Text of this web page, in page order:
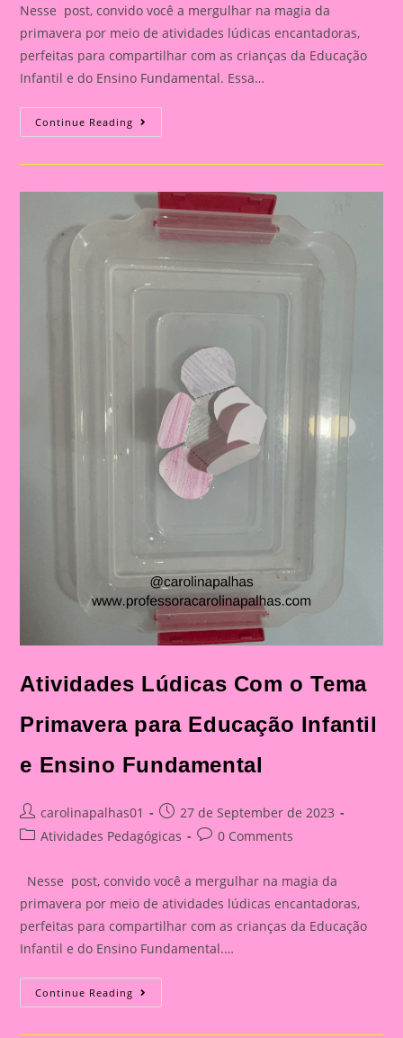
Nesse post, convido você a mergulhar na magia da
primavera por meio de atividades lúdicas encantadoras,
perfeitas para compartilhar com as crianças da Educação
Infantil e do Ensino Fundamental. Essa…
Continue Reading Atividades
Lúdicas
Para
Educação
Infantil
Fundamental
2024
Atividades Lúdicas Com o Tema
Primavera para Educação Infantil
e Ensino Fundamental
Post
author:
carolinapalhas01
Post
published:
27 de September de 2023
PostAtividades Pedagógicas
Post0 Comments
Nesse post, convido você a mergulhar na magia da
primavera por meio de atividades lúdicas encantadoras,
perfeitas para compartilhar com as crianças da Educação
Infantil e do Ensino Fundamental.…
Continue Reading Atividades
Lúdicas